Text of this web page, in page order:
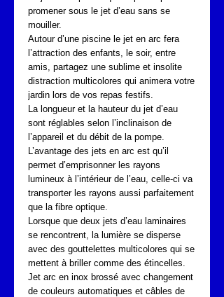
promener sous le jet d’eau sans se
mouiller.
Autour d’une piscine le jet en arc fera
l’attraction des enfants, le soir, entre
amis, partagez une sublime et insolite
distraction multicolores qui animera votre
jardin lors de vos repas festifs.
La longueur et la hauteur du jet d’eau
sont réglables selon l’inclinaison de
l’appareil et du débit de la pompe.
L’avantage des jets en arc est qu’il
permet d’emprisonner les rayons
lumineux à l’intérieur de l’eau, celle-ci va
transporter les rayons aussi parfaitement
que la fibre optique.
Lorsque que deux jets d’eau laminaires
se rencontrent, la lumière se disperse
avec des gouttelettes multicolores qui se
mettent à briller comme des étincelles.
Jet arc en inox brossé avec changement
de couleurs automatiques et câbles de